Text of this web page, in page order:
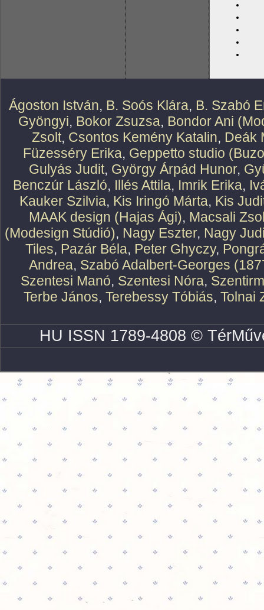
Ágoston István, B. Soós Klára, B. Szabó
Gyöngyi, Bokor Zsuzsa, Bondor Ani
Zsolt, Csontos Kemény Katalin, Deák
Füzesséry Erika, Geppetto studio
Gulyás Judit, György Árpád Hunor,
Benczúr László, Illés Attila, Imrik Erika,
Kauker Szilvia, Kis Iringó Márta, Kis
MAAK design (Hajas Ági), Macsali
(Modesign Stúdió), Nagy Eszter, Nagy
Tiles, Pazár Béla, Peter Ghyczy,
Andrea, Szabó Adalbert-Georges
Szentesi Manó, Szentesi Nóra,
Terbe János, Terebessy Tóbiás, Tolnai
HU ISSN 1789-4808 ©